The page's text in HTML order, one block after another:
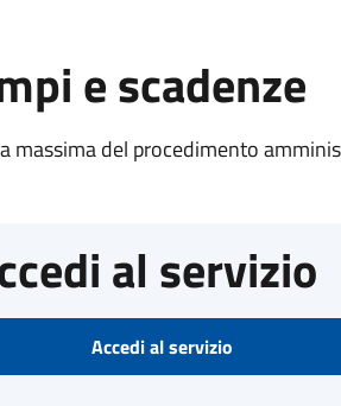
e scadenze
massima del procedimento
al servizio
Accedi al servizio